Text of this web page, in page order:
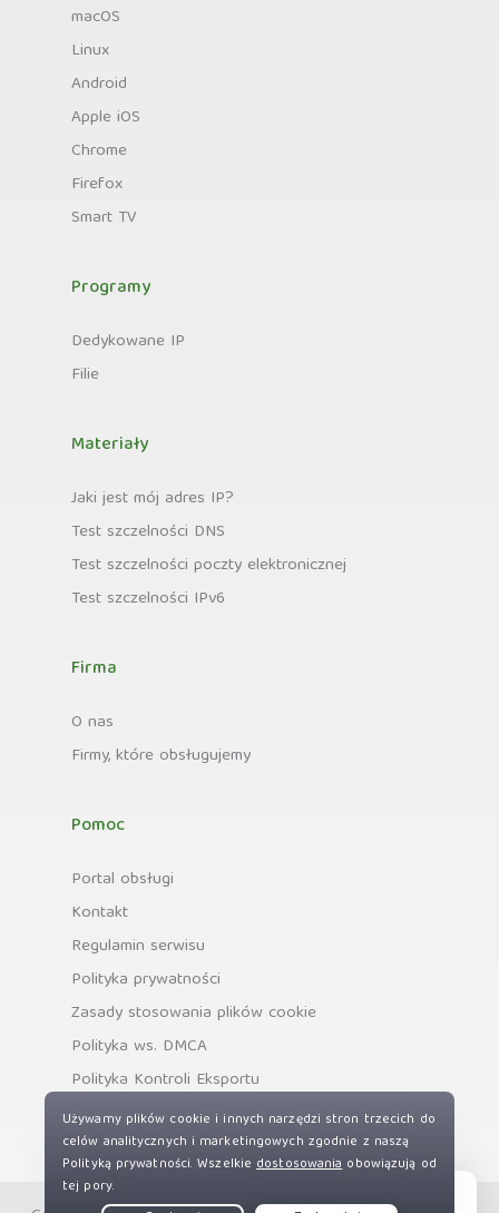
macOS
Linux
Android
Apple iOS
Chrome
Firefox
Smart TV
Programy
Dedykowane IP
Filie
Materiały
Jaki jest mój adres IP?
Test szczelności DNS
Test szczelności poczty elektronicznej
Test szczelności IPv6
Firma
O nas
Firmy, które obsługujemy
Pomoc
Portal obsługi
Kontakt
Regulamin serwisu
Polityka prywatności
Zasady stosowania plików cookie
Polityka ws. DMCA
Polityka Kontroli Eksportu